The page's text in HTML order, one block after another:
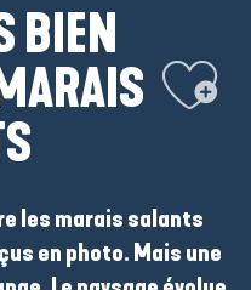
BIEN
Ajouter
les marais salants
en photo. Mais une